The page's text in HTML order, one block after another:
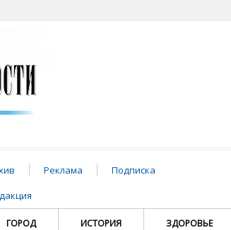
Реклама
Подписка
ГОРОД ИСТОРИЯ ЗДОРОВЬЕ